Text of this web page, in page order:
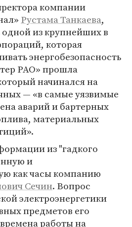
компании
Рустама Танкаева,
из крупнейших в
которая
энергобезопасность
РАО» прошла
начинался на
— «в самые уязвимые
аварий и бартерных
материальных
из "гадкого
и
как часы компанию
Сечин. Вопрос
электроэнергетики
предметов его
работы на